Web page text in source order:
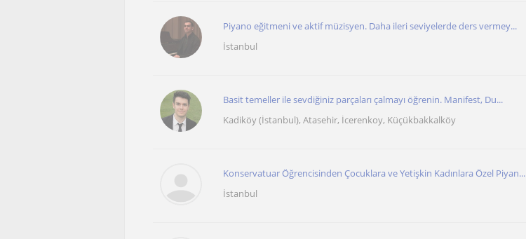
Piyano eğitmeni ve aktif müzisyen. Daha ileri seviyelerde ders vermey...
İstanbul
Basit temeller ile sevdiğiniz parçaları çalmayı öğrenin. Manifest, Du...
Kadiköy (İstanbul), Atasehir, İcerenkoy, Küçükbakkalköy
Konservatuar Öğrencisinden Çocuklara ve Yetişkin Kadınlara Özel Piyan...
İstanbul